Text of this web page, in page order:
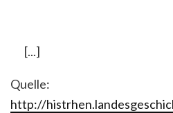
[...]
Quelle:
http://